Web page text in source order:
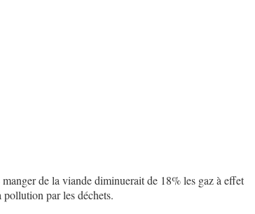
de la viande diminuerait de 18% les gaz à effet
par les déchets.